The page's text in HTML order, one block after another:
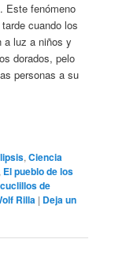
Este fenómeno
cuando los
a luz a niños y
dorados, pelo
personas a su
,Ciencia
El pueblo de los
de
Rilla | Deja un